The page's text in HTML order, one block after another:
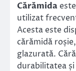
Cărămida
utilizat
Acesta este
cărămidă
glazurată.
durabilitatea